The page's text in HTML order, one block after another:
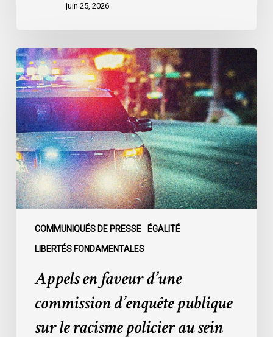
juin 25, 2026
COMMUNIQUÉS DE PRESSE ÉGALITÉ
LIBERTÉS FONDAMENTALES
Appels
en
faveur
d’une
commission
d’enquête
publique
sur
le
racisme
SPVM
organisations
Appels en faveur d’une
commission d’enquête publique
sur le racisme policier au sein